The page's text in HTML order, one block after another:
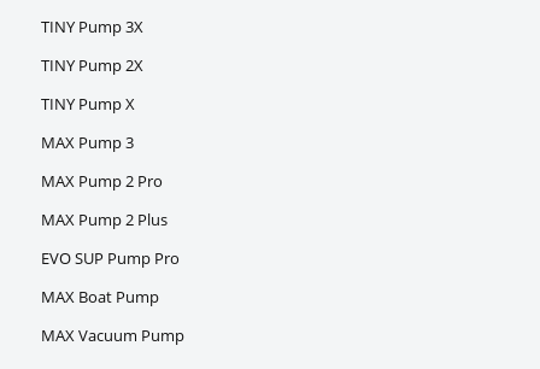
TINY Pump 3X
TINY Pump 2X
TINY Pump X
MAX Pump 3
MAX Pump 2 Pro
MAX Pump 2 Plus
EVO SUP Pump Pro
MAX Boat Pump
MAX Vacuum Pump